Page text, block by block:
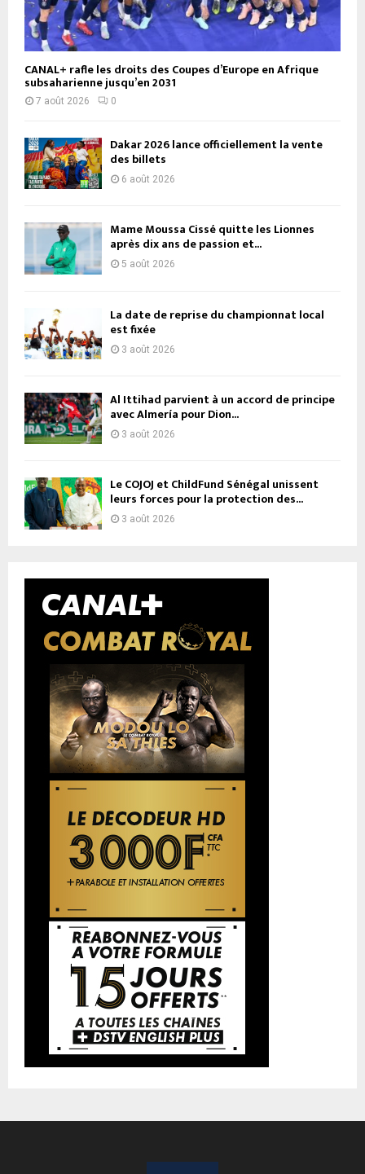
CANAL+ rafle les droits des Coupes d’Europe en Afrique
subsaharienne jusqu’en 2031
7 août 2026 0
Dakar 2026 lance officiellement la vente
des billets
6 août 2026
Mame Moussa Cissé quitte les Lionnes
après dix ans de passion et...
5 août 2026
La date de reprise du championnat local
est fixée
3 août 2026
Al Ittihad parvient à un accord de principe
avec Almería pour Dion...
3 août 2026
Le COJOJ et ChildFund Sénégal unissent
leurs forces pour la protection des...
3 août 2026